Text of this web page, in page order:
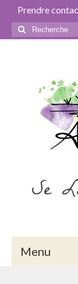
Prendre
Rechercher
:
Se
Menu